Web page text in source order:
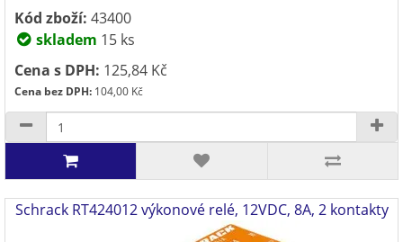
Kód zboží: 43400
skladem 15 ks
Cena s DPH: 125,84 Kč
Cena bez DPH: 104,00 Kč
Schrack RT424012 výkonové relé, 12VDC, 8A, 2 kontakty